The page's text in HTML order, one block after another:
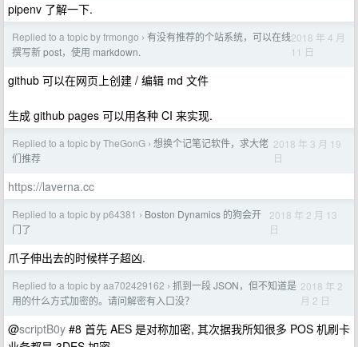
pipenv 了解一下.
Replied to a topic by frmongo › 有没有推荐的个站系统，可以在线
撰写新 post，使用 markdown.
2018 年 4 月
11 日
github 可以在网页上创建 / 编辑 md 文件
生成 github pages 可以用各种 CI 来实现.
Replied to a topic by TheGonG › 想换个记笔记软件，求大佬
们推荐
2018 年 3 月 19
日
https://laverna.cc
Replied to a topic by p64381 › Boston Dynamics 的狗会开
门了
2018 年 2 月 13
日
爪子伸出去的时候样子超凶.
Replied to a topic by aa702429162 › 抓到一段 JSON，但不知道是
用的什么方式加密的。请问解密有入口没？
2018 年 2
月 2 日
@scriptB0y #8 首先 AES 是对称加密, 其次据我所知很多 POS 机刷卡